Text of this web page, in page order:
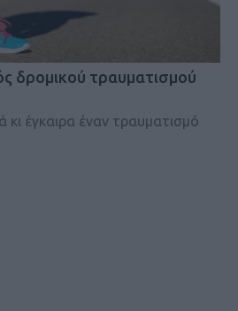
δρομικού τραυματισμού
έγκαιρα έναν τραυματισμό